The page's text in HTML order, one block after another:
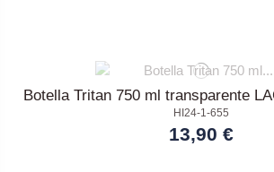
Botella Tritan 750 ml transparente
HI24-1-655
13,90 €